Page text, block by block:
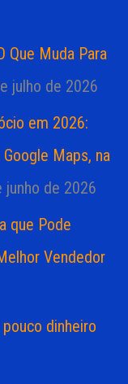
Que Muda Para
julho de 2026
em 2026:
Maps, na
junho de 2026
que Pode
Vendedor
dinheiro